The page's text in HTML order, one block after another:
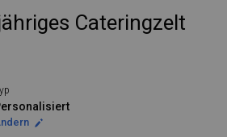
Cateringzelt